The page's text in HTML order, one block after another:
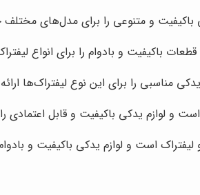
باکیفیت و متنوعی را برای مدل‌های
باکیفیت و بادوام را برای انواع
مناسبی را برای این نوع لیفتراک‌ها
و لوازم یدکی باکیفیت و قابل اعتمادی
است و لوازم یدکی باکیفیت و